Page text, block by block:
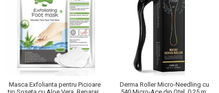
Masca Exfolianta pentru Picioare
Derma Roller Micro-Needling cu